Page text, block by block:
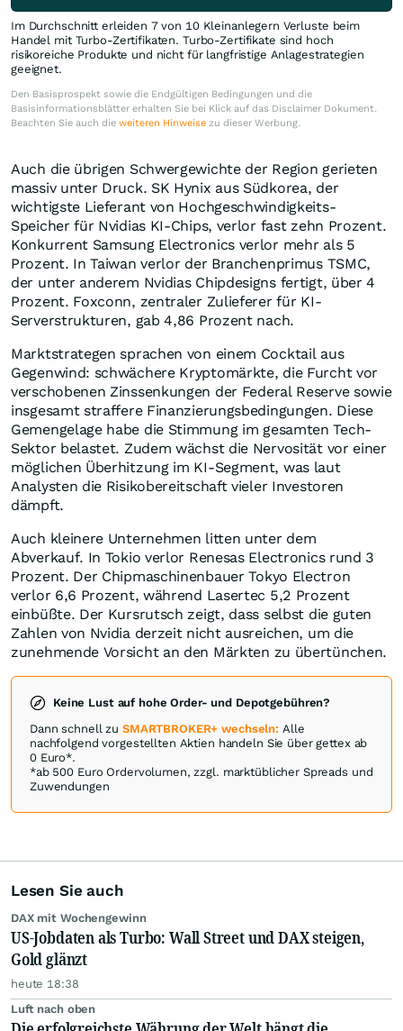
Im Durchschnitt erleiden 7 von 10 Kleinanlegern Verluste beim
Handel mit Turbo-Zertifikaten. Turbo-Zertifikate sind hoch
risikoreiche Produkte und nicht für langfristige Anlagestrategien
geeignet.
Den Basisprospekt sowie die Endgültigen Bedingungen und die
Basisinformationsblätter erhalten Sie bei Klick auf das Disclaimer Dokument.
Beachten Sie auch die weiteren Hinweise zu dieser Werbung.
Auch die übrigen Schwergewichte der Region gerieten
massiv unter Druck. SK Hynix aus Südkorea, der
wichtigste Lieferant von Hochgeschwindigkeits-
Speicher für Nvidias KI-Chips, verlor fast zehn Prozent.
Konkurrent Samsung Electronics verlor mehr als 5
Prozent. In Taiwan verlor der Branchenprimus TSMC,
der unter anderem Nvidias Chipdesigns fertigt, über 4
Prozent. Foxconn, zentraler Zulieferer für KI-
Serverstrukturen, gab 4,86 Prozent nach.
Marktstrategen sprachen von einem Cocktail aus
Gegenwind: schwächere Kryptomärkte, die Furcht vor
verschobenen Zinssenkungen der Federal Reserve sowie
insgesamt straffere Finanzierungsbedingungen. Diese
Gemengelage habe die Stimmung im gesamten Tech-
Sektor belastet. Zudem wächst die Nervosität vor einer
möglichen Überhitzung im KI-Segment, was laut
Analysten die Risikobereitschaft vieler Investoren
dämpft.
Auch kleinere Unternehmen litten unter dem
Abverkauf. In Tokio verlor Renesas Electronics rund 3
Prozent. Der Chipmaschinenbauer Tokyo Electron
verlor 6,6 Prozent, während Lasertec 5,2 Prozent
einbüßte. Der Kursrutsch zeigt, dass selbst die guten
Zahlen von Nvidia derzeit nicht ausreichen, um die
zunehmende Vorsicht an den Märkten zu übertünchen.
Keine Lust auf hohe Order- und Depotgebühren?
Dann schnell zu SMARTBROKER+ wechseln: Alle
nachfolgend vorgestellten Aktien handeln Sie über gettex ab
0 Euro*.
*ab 500 Euro Ordervolumen, zzgl. marktüblicher Spreads und
Zuwendungen
Lesen Sie auch
DAX mit Wochengewinn
US-Jobdaten als Turbo: Wall Street und DAX steigen,
Gold glänzt
heute 18:38
Luft nach oben